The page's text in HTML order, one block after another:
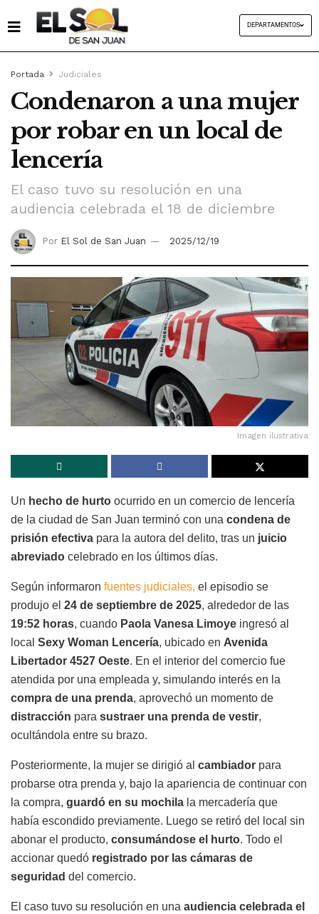
DEPARTAMENTOS
Portada Judiciales
Condenaron a una mujer
por robar en un local de
lencería
El caso tuvo su resolución en una
audiencia celebrada el 18 de diciembre
Por El Sol de San Juan 2025/12/19
Imagen ilustrativa
Un hecho de hurto ocurrido en un comercio de lencería
de la ciudad de San Juan terminó con una condena de
prisión efectiva para la autora del delito, tras un juicio
abreviado celebrado en los últimos días.
Según informaron fuentes judiciales, el episodio se
produjo el 24 de septiembre de 2025, alrededor de las
19:52 horas, cuando Paola Vanesa Limoye ingresó al
local Sexy Woman Lencería, ubicado en Avenida
Libertador 4527 Oeste. En el interior del comercio fue
atendida por una empleada y, simulando interés en la
compra de una prenda, aprovechó un momento de
distracción para sustraer una prenda de vestir,
ocultándola entre su brazo.
Posteriormente, la mujer se dirigió al cambiador para
probarse otra prenda y, bajo la apariencia de continuar con
la compra, guardó en su mochila la mercadería que
había escondido previamente. Luego se retiró del local sin
abonar el producto, consumándose el hurto. Todo el
accionar quedó registrado por las cámaras de
seguridad del comercio.
El caso tuvo su resolución en una audiencia celebrada el